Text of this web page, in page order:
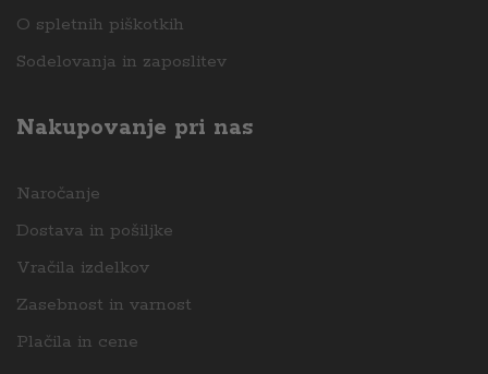
O spletnih piškotkih
Sodelovanja in zaposlitev
Nakupovanje pri nas
Naročanje
Dostava in pošiljke
Vračila izdelkov
Zasebnost in varnost
Plačila in cene